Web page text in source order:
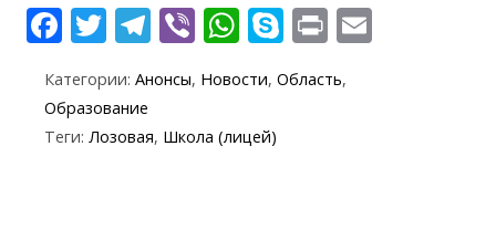
F
e
b
T
itt
er
T
e
gr
Vi
er
W
at
s
S
k
y
Pr
t
Категории: Анонсы, Новости, Область,
Образование
Теги: Лозовая, Школа (лицей)